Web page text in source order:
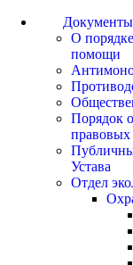
Документы
О
помощи
Порядок
правовых
Устава
Отдел